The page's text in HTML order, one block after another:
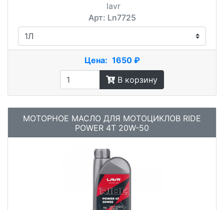
lavr
Арт: Ln7725
Цена: 1650 ₽
В корзину
МОТОРНОЕ МАСЛО ДЛЯ МОТОЦИКЛОВ RIDE
POWER 4T 20W-50